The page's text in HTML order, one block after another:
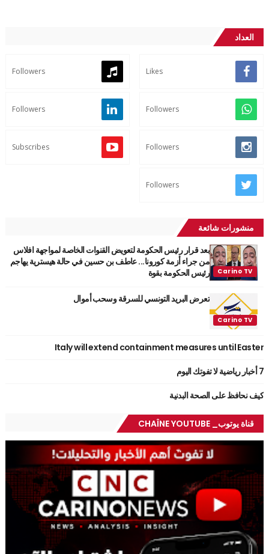
العداد
Likes
Followers
Followers
Followers
Followers
Subscribes
Followers
منشورات شائعة
بعد قرار رئيس الحكومة لتعويض القنوات الخاصة لمواجهة افلاس
من جراء أزمة كورونا... عاطف بن حسين في حالة هيسترية يهاجم
رئيس الحكومة بقوة
تعرض البريد التونسي للسرقة وسحب أموال
Italy will extend containment measures until Easter
7 أخبار رياضية لا تفوتك اليوم
كيف نحافظ على الصحة البدنية
قناة يوتوب_ CHAÎNE YOUTUBE